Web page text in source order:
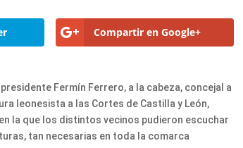
Compartir en Google+
Fermín Ferrero, a la cabeza, concejal a
leonesista a las Cortes de Castilla y León,
la que los distintos vecinos pudieron escuchar
tan necesarias en toda la comarca